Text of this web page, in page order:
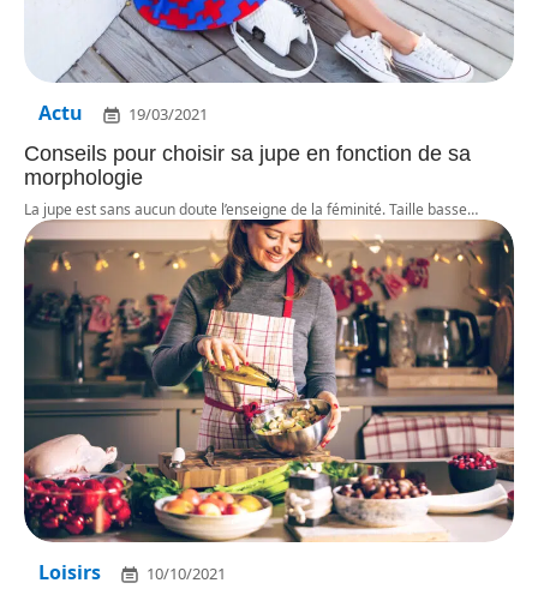
Actu 19/03/2021
Conseils pour choisir sa jupe en fonction de sa
morphologie
La jupe est sans aucun doute l’enseigne de la féminité. Taille basse…
Loisirs 10/10/2021